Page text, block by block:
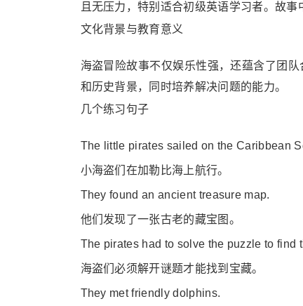
且无压力，特别适合初级英语学习者。故
文化背景与教育意义
海盗冒险故事不仅娱乐性强，还蕴含了团
和历史背景，同时培养解决问题的能力。
几个练习句子
The little pirates sailed on the Caribbean
小海盗们在加勒比海上航行。
They found an ancient treasure map.
他们发现了一张古老的藏宝图。
The pirates had to solve the puzzle to find
海盗们必须解开谜题才能找到宝藏。
They met friendly dolphins.